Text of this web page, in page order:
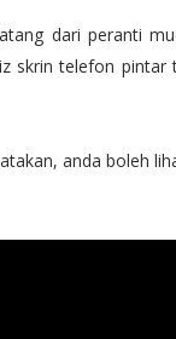
dari peranti
skrin telefon
anda boleh